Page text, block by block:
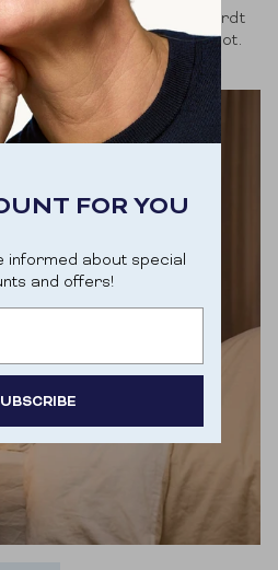
je om 3 uur wakker wordt
gaan open. Je bent kapot.
FOR YOU
informed about special
and offers!
ga je akkoord met het
e-mailmarketing.